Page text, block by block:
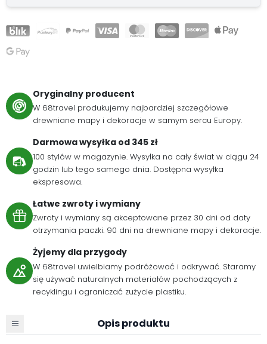
Oryginalny producent
W 68travel produkujemy najbardziej szczegółowe
drewniane mapy i dekoracje w samym sercu Europy.
Darmowa wysyłka od 345 zł
100 stylów w magazynie. Wysyłka na cały świat w ciągu 24
godzin lub tego samego dnia. Dostępna wysyłka
ekspresowa.
Łatwe zwroty i wymiany
Zwroty i wymiany są akceptowane przez 30 dni od daty
otrzymania paczki. 90 dni na drewniane mapy i dekoracje.
Żyjemy dla przygody
W 68travel uwielbiamy podróżować i odkrywać. Staramy
się używać naturalnych materiałów pochodzących z
recyklingu i ograniczać zużycie plastiku.
Opis produktu